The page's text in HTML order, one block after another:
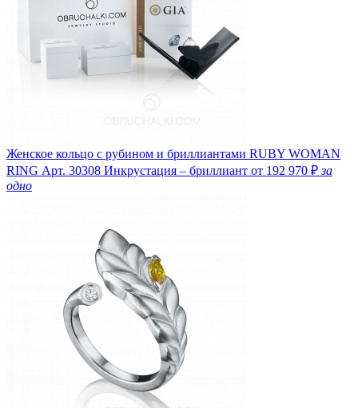
Женское кольцо с рубином и бриллиантами RUBY WOMAN
RING Арт. 30308 Инкрустация – бриллиант от 192 970 ₽за
одно